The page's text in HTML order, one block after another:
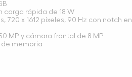
carga rápida de 18 W
720 x 1612 píxeles, 90 Hz con notch en
MP y cámara frontal de 8 MP
memoria